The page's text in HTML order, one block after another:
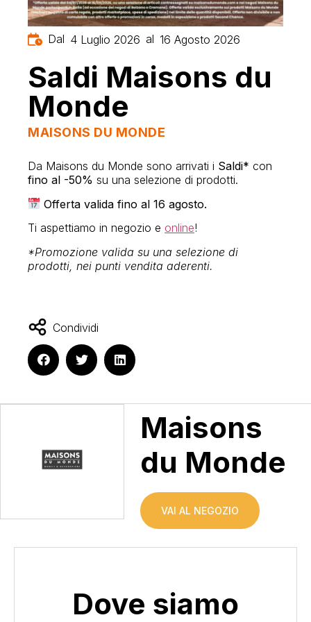
Dal 4 Luglio 2026 al 16 Agosto 2026
Saldi Maisons du
Monde
MAISONS DU MONDE
Da Maisons du Monde sono arrivati i Saldi* con
fino al -50% su una selezione di prodotti.
Offerta valida fino al 16 agosto.
Ti aspettiamo in negozio e online!
*Promozione valida su una selezione di
prodotti, nei punti vendita aderenti.
Condividi
Maisons
du Monde
VAI AL NEGOZIO
Dove siamo